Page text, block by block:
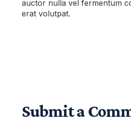
auctor nulla vel fermentum
erat volutpat.
Submit a